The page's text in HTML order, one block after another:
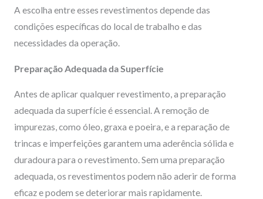
A escolha entre esses revestimentos depende das
condições específicas do local de trabalho e das
necessidades da operação.
Preparação Adequada da Superfície
Antes de aplicar qualquer revestimento, a preparação
adequada da superfície é essencial. A remoção de
impurezas, como óleo, graxa e poeira, e a reparação de
trincas e imperfeições garantem uma aderência sólida e
duradoura para o revestimento. Sem uma preparação
adequada, os revestimentos podem não aderir de forma
eficaz e podem se deteriorar mais rapidamente.